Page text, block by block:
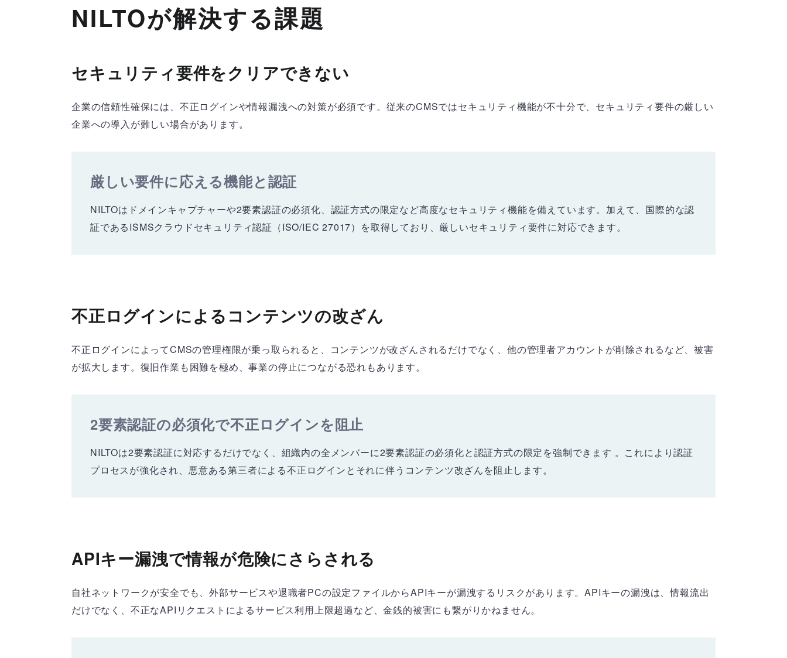
NILTOが解決する課題
セキュリティ要件をクリアできない
企業の信頼性確保には、不正ログインや情報漏洩への対策が必須です。従来のCMSではセキュリティ機能が不十分で、セキュリティ要件の厳しい
企業への導入が難しい場合があります。
厳しい要件に応える機能と認証
NILTOはドメインキャプチャーや2要素認証の必須化、認証方式の限定など高度なセキュリティ機能を備えています。加えて、国際的な認
証であるISMSクラウドセキュリティ認証（ISO/IEC 27017）を取得しており、厳しいセキュリティ要件に対応できます。
不正ログインによるコンテンツの改ざん
不正ログインによってCMSの管理権限が乗っ取られると、コンテンツが改ざんされるだけでなく、他の管理者アカウントが削除されるなど、被害
が拡大します。復旧作業も困難を極め、事業の停止につながる恐れもあります。
2要素認証の必須化で不正ログインを阻止
NILTOは2要素認証に対応するだけでなく、組織内の全メンバーに2要素認証の必須化と認証方式の限定を強制できます 。これにより認証
プロセスが強化され、悪意ある第三者による不正ログインとそれに伴うコンテンツ改ざんを阻止します。
APIキー漏洩で情報が危険にさらされる
自社ネットワークが安全でも、外部サービスや退職者PCの設定ファイルからAPIキーが漏洩するリスクがあります。APIキーの漏洩は、情報流出
だけでなく、不正なAPIリクエストによるサービス利用上限超過など、金銭的被害にも繋がりかねません。